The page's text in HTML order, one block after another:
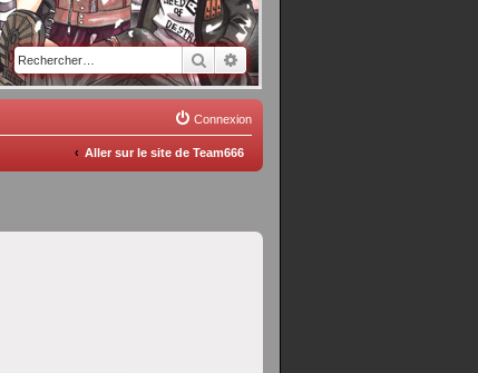
RechercherRecherche avancée
Connexion
Aller sur le site de Team666